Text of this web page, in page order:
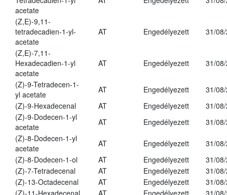
acetate
(Z,E)-9,11-
tetradecadien-1-yl-
acetate
AT Engedélyezett 31/
(Z,E)-7,11-
Hexadecadien-1-yl
acetate
AT Engedélyezett 31/
(Z)-9-Tetradecen-1-
yl acetate
AT Engedélyezett
31/
(Z)-9-Hexadecenal
AT Engedélyezett
31/
(Z)-9-Dodecen-1-yl
acetate
AT Engedélyezett
31/
(Z)-8-Dodecen-1-yl
acetate
AT Engedélyezett
31/
(Z)-8-Dodecen-1-ol
AT Engedélyezett
31/
(Z)-7-Tetradecenal
AT Engedélyezett
31/
(Z)-13-Octadecenal
AT Engedélyezett
31/